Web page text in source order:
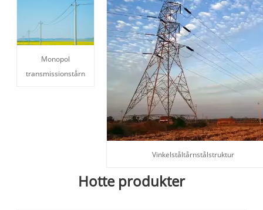
Monopol
transmissionstårn
Vinkelståltårnstålstruktur
Hotte produkter